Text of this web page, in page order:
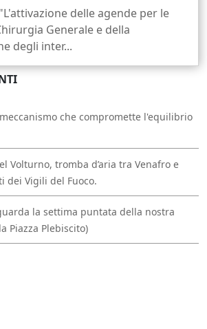
"L'attivazione delle agende per le
Generale e della
degli inter...
che compromette l'equilibrio
Volturno, tromba d’aria tra Venafro e
dei Vigili del Fuoco.
la settima puntata della nostra
Piazza Plebiscito)